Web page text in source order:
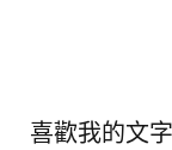
喜歡我的文